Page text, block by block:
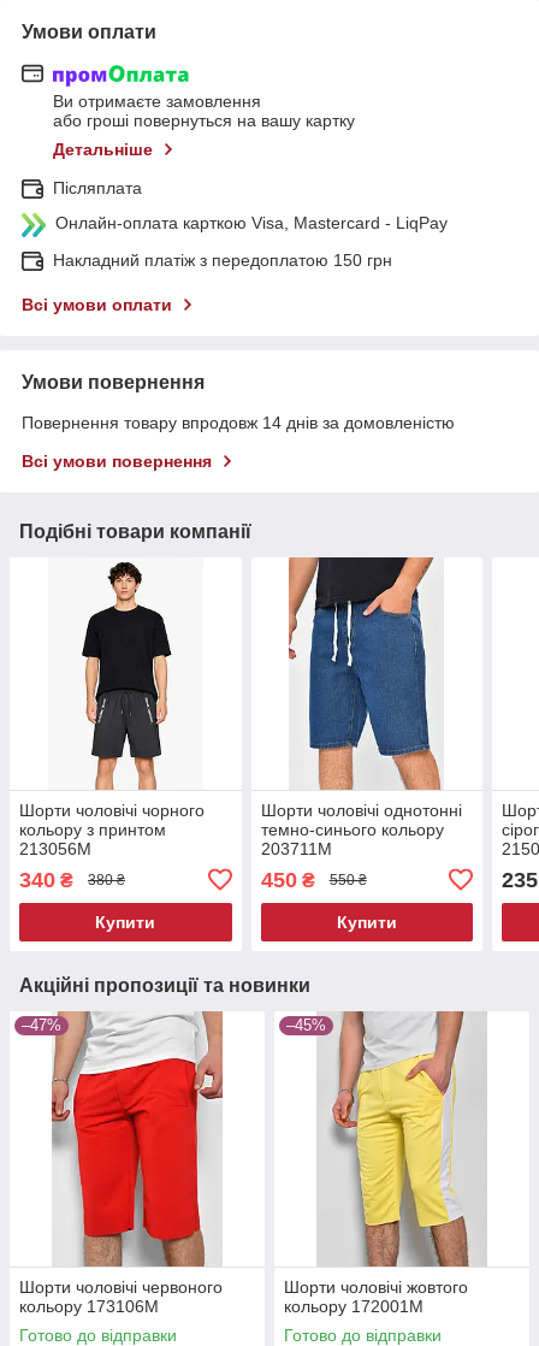
Умови оплати
Ви отримаєте замовлення
або гроші повернуться на вашу картку
Детальніше
Післяплата
Онлайн-оплата карткою Visa, Mastercard - LiqPay
Накладний платіж з передоплатою 150 грн
Всі умови оплати
Умови повернення
Повернення товару впродовж 14 днів за домовленістю
Всі умови повернення
Подібні товари компанії
Шорти чоловічі чорного
кольору з принтом
213056M
340 ₴ 380 ₴
Купити
Шорти чоловічі однотонні
темно-синього кольору
203711M
450₴ 550 ₴
Купити
235
Акційні пропозиції та новинки
–47%
Шорти чоловічі червоного
кольору 173106M
Готово до відправки
–45%
Шорти чоловічі жовтого
кольору 172001M
Готово до відправки